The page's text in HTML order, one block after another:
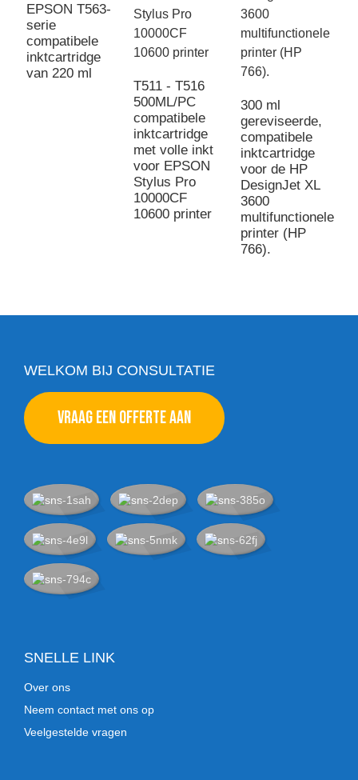
EPSON T563-
serie
compatibele
inktcartridge
van 220 ml
T511 - T516
500ML/PC
compatibele
inktcartridge
met volle inkt
voor EPSON
Stylus Pro
10000CF
10600 printer
300 ml
gereviseerde,
compatibele
inktcartridge
voor de HP
DesignJet XL
3600
multifunctionele
printer (HP
766).
WELKOM BIJ CONSULTATIE
VRAAG EEN OFFERTE AAN
SNELLE LINK
Over ons
Neem contact met ons op
Veelgestelde vragen